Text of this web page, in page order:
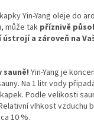
Yin-Yang oleje do
může takpříznivě
ústrojí a zároveň na
sauně! Yin-Yang je
Na 1 litr vody
Podle velikosti
vlhkost vzduchu
10 %.